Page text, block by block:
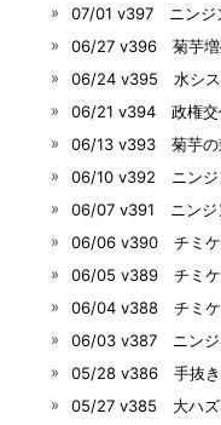
07/01 v397 ニンジ
06/27 v396 菊芋増
06/24 v395 水シス
06/21 v394 政権交
06/13 v393 菊芋の
06/10 v392 ニンジ
06/07 v391 ニンジ
06/06 v390 チミ
06/05 v389 チミ
06/04 v388 チミ
06/03 v387 ニンジ
05/28 v386 手抜き
05/27 v385 大ハズ